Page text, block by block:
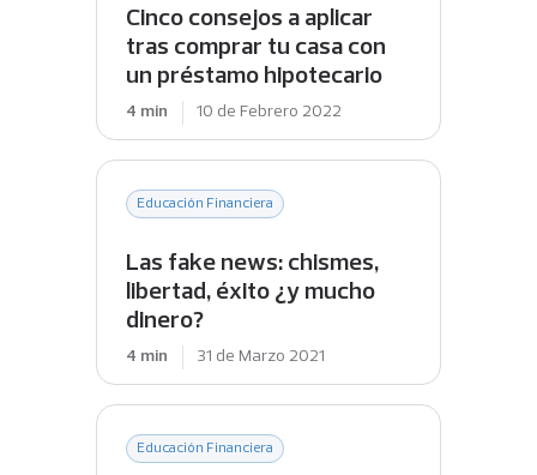
Cinco consejos a aplicar
tras comprar tu casa con
un préstamo hipotecario
4 min 10 de Febrero 2022
Las fake news: chismes,
libertad, éxito ¿y mucho
dinero?
Educación Financiera
4 min 31 de Marzo 2021
Educación Financiera